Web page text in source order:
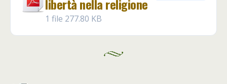
libertà nella religione
1 file 277.80 KB